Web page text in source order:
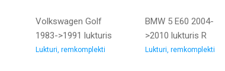
Volkswagen Golf
1983->1991 lukturis
tālais R 87->91
Lukturi, remkomplekti
BMW 5 E60 2004-
>2010 lukturis R
remkomplekts
Lukturi, remkomplekti